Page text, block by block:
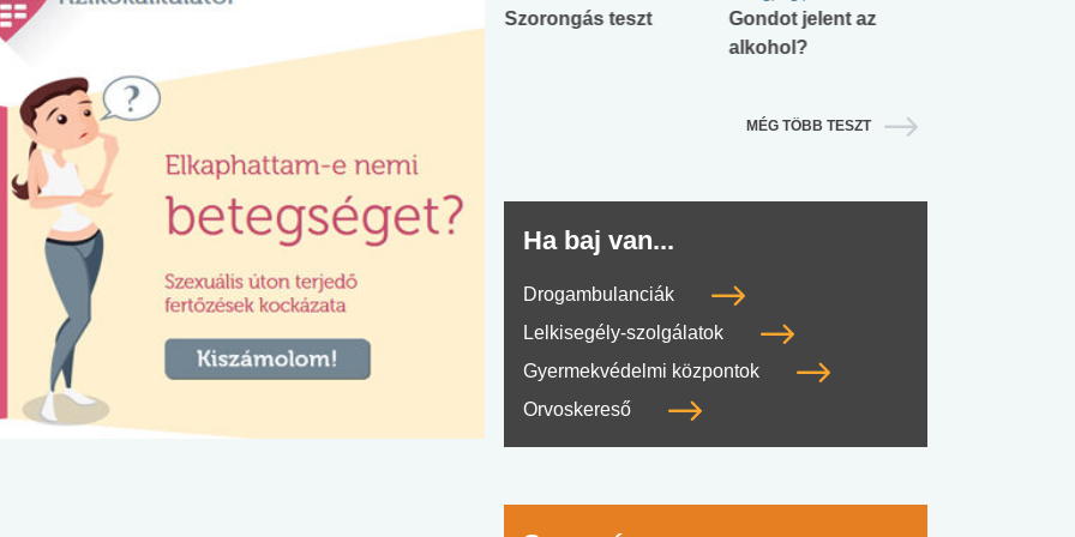
No.42
Szorongás teszt
Gondot jelent az
alkohol?
MÉG TÖBB TESZT
Ha baj van...
Drogambulanciák
Lelkisegély-szolgálatok
Gyermekvédelmi központok
Orvoskereső